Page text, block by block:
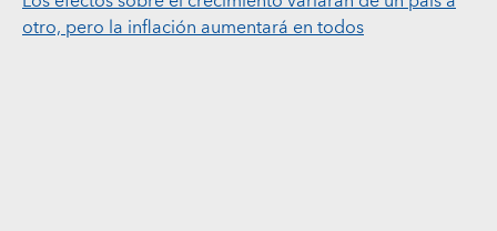
otro, pero la inflación aumentará en todos